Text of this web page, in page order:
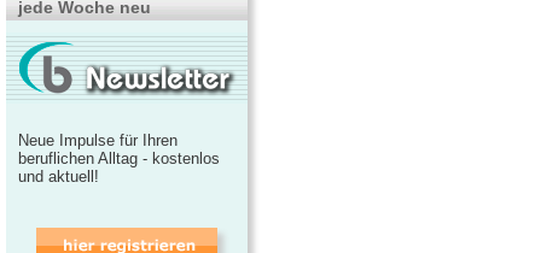
jede Woche neu
Neue Impulse für Ihren
beruflichen Alltag - kostenlos
und aktuell!